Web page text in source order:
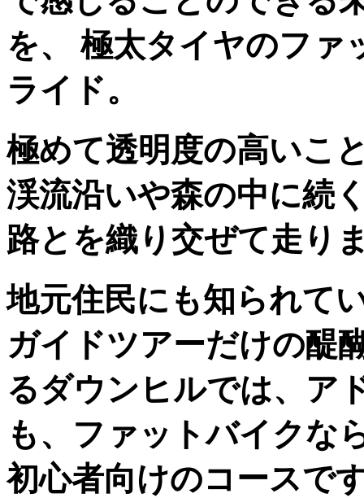
を、 極太タイヤのファ
ライド。
極めて透明度の高いこ
渓流沿いや森の中に続
路とを織り交ぜて走り
地元住民にも知られて
ガイドツアーだけの醍
るダウンヒルでは、ア
も、ファットバイクな
初心者向けのコースで